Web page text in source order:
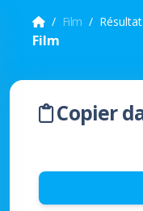
Film Résultat
Film
Copier